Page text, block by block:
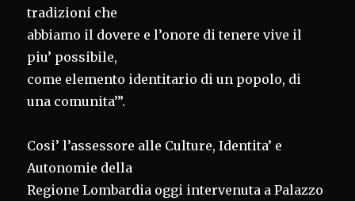
tradizioni che
abbiamo il dovere e l’onore di tenere vive il
piu’ possibile,
come elemento identitario di un popolo, di
una comunita’”.
Cosi’ l’assessore alle Culture, Identita’ e
Autonomie della
Regione Lombardia oggi intervenuta a Palazzo